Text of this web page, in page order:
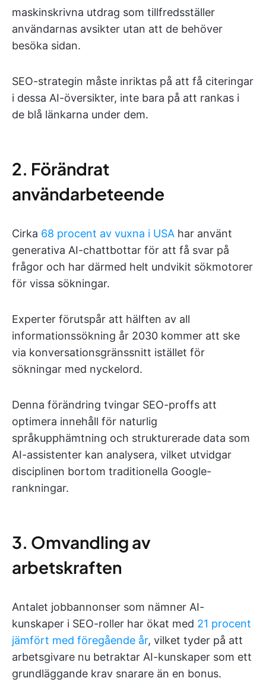
maskinskrivna utdrag som tillfredsställer
användarnas avsikter utan att de behöver
besöka sidan.
SEO-strategin måste inriktas på att få citeringar
i dessa AI-översikter, inte bara på att rankas i
de blå länkarna under dem.
2. Förändrat
användarbeteende
Cirka 68 procent av vuxna i USA har använt
generativa AI-chattbottar för att få svar på
frågor och har därmed helt undvikit sökmotorer
för vissa sökningar.
Experter förutspår att hälften av all
informationssökning år 2030 kommer att ske
via konversationsgränssnitt istället för
sökningar med nyckelord.
Denna förändring tvingar SEO-proffs att
optimera innehåll för naturlig
språkupphämtning och strukturerade data som
AI-assistenter kan analysera, vilket utvidgar
disciplinen bortom traditionella Google-
rankningar.
3. Omvandling av
arbetskraften
Antalet jobbannonser som nämner AI-
kunskaper i SEO-roller har ökat med 21 procent
jämfört med föregående år, vilket tyder på att
arbetsgivare nu betraktar AI-kunskaper som ett
grundläggande krav snarare än en bonus.